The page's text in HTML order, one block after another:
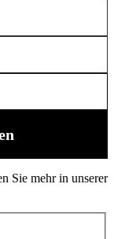
Sie mehr in unserer